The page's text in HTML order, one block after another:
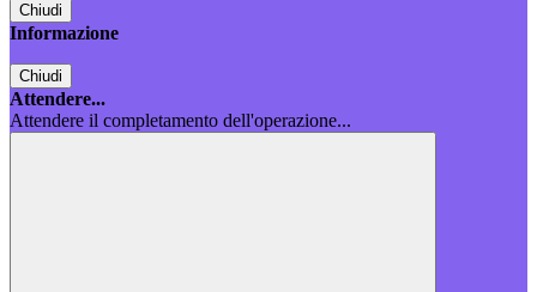
Chiudi
Informazione
Chiudi
Attendere...
Attendere il completamento dell'operazione...